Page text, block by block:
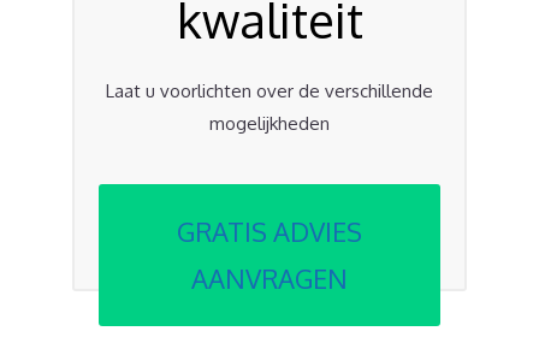
kwaliteit
Laat u voorlichten over de verschillende
mogelijkheden
GRATIS ADVIES
AANVRAGEN